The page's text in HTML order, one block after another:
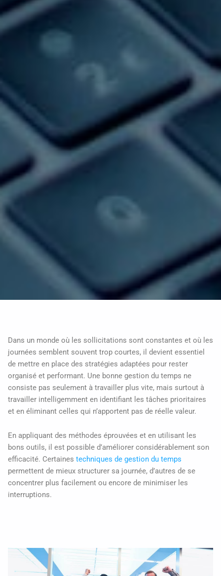
Dans un monde où les sollicitations sont constantes et où les
journées semblent souvent trop courtes, il devient essentiel
de mettre en place des stratégies adaptées pour rester
organisé et performant. Une bonne gestion du temps ne
consiste pas seulement à travailler plus vite, mais surtout à
travailler intelligemment en identifiant les tâches prioritaires
et en éliminant celles qui n’apportent pas de réelle valeur.
En appliquant des méthodes éprouvées et en utilisant les
bons outils, il est possible d’améliorer considérablement son
efficacité. Certaines techniques de gestion du temps
permettent de mieux structurer sa journée, d’autres de se
concentrer plus facilement ou encore de minimiser les
interruptions.